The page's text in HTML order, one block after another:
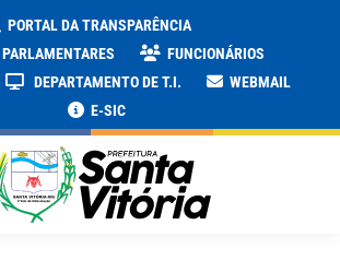
PORTAL DA TRANSPARÊNCIA
FUNCIONÁRIOS
DEPARTAMENTO DE T.I.
WEBMAIL
E-SIC